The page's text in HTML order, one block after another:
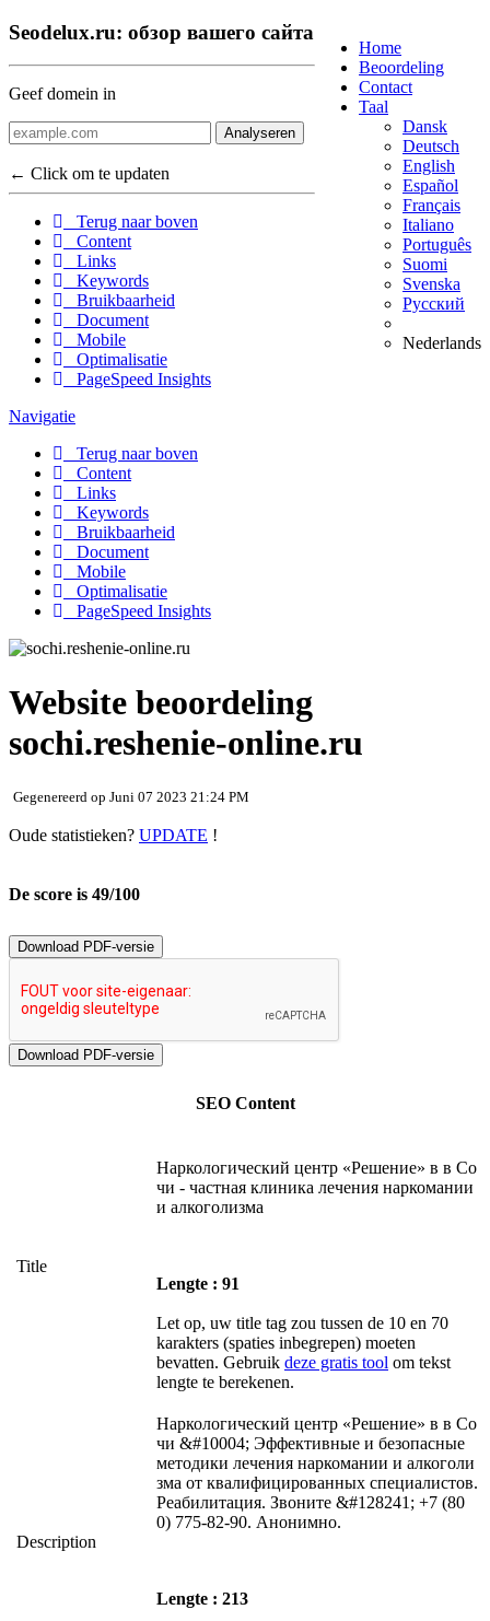
Home
Beoordeling
Contact
Taal
Dansk
Deutsch
English
Español
Français
Italiano
Português
Suomi
Svenska
Русский
Nederlands
Seodelux.ru: обзор вашего сайта
Geef domein in
Analyseren
← Click om te updaten
Terug naar boven
Content
Links
Keywords
Bruikbaarheid
Document
Mobile
Optimalisatie
PageSpeed Insights
Navigatie
Terug naar boven
Content
Links
Keywords
Bruikbaarheid
Document
Mobile
Optimalisatie
PageSpeed Insights
Website beoordeling
sochi.reshenie-online.ru
Gegenereerd op Juni 07 2023 21:24 PM
Oude statistieken? UPDATE !
De score is 49/100
Download PDF-versie
SEO Content
Title
Наркологический центр «Решение» в в Со
чи - частная клиника лечения наркомании
и алкоголизма
Lengte : 91
Let op, uw title tag zou tussen de 10 en 70
karakters (spaties inbegrepen) moeten
bevatten. Gebruik deze gratis tool om tekst
lengte te berekenen.
Description
Наркологический центр «Решение» в в Со
чи &#10004; Эффективные и безопасные
методики лечения наркомании и алкоголи
зма от квалифицированных специалистов.
Реабилитация. Звоните &#128241; +7 (80
0) 775-82-90. Анонимно.
Lengte : 213